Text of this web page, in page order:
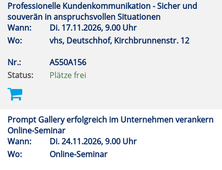
Professionelle Kundenkommunikation - Sicher und
souverän in anspruchsvollen Situationen
Wann:
Di. 17.11.2026, 9.00 Uhr
Wo:
vhs, Deutschhof, Kirchbrunnenstr. 12
Nr.:
A550A156
Status:
Plätze frei
Prompt Gallery erfolgreich im Unternehmen verankern
Online-Seminar
Wann:
Di.24.11.2026, 9.00 Uhr
Wo:
Online-Seminar